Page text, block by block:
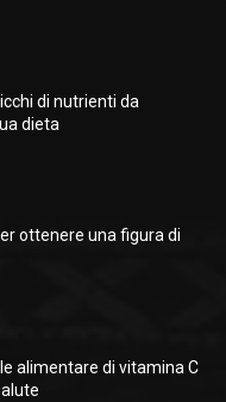
di nutrienti da
dieta
ottenere una figura di
alimentare di vitamina C